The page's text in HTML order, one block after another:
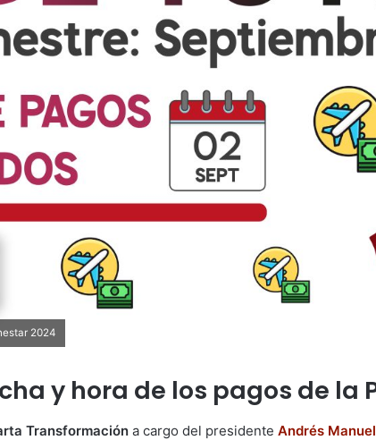
2024
y hora de los pagos de la
Transformación a cargo del presidente Andrés